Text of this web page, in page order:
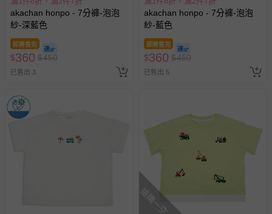
akachan honpo - 7分褲-泡泡
紗-深藍色
即將售完
$360 $450
已售出 3
akachan honpo - 7分褲-泡泡
紗-藍色
即將售完
$360 $450
已售出 5
搶購一空